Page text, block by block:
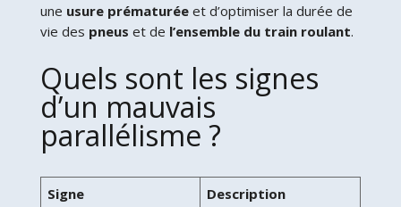
une usure prématuréeet d’optimiser la durée de
vie des pneus et de l’ensemble du train roulant.
Quels sont les signes
d’un mauvais
parallélisme ?
Signe
Description